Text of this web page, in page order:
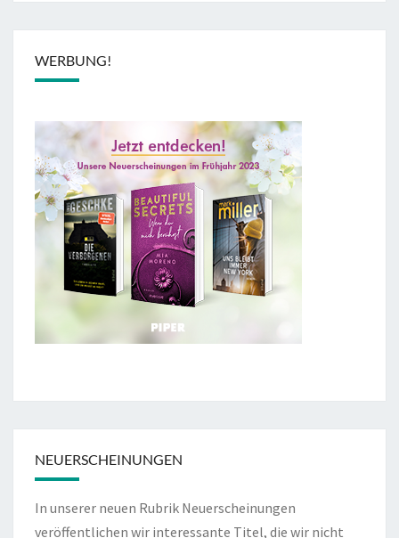
WERBUNG!
NEUERSCHEINUNGEN
In unserer neuen Rubrik Neuerscheinungen
veröffentlichen wir interessante Titel, die wir nicht